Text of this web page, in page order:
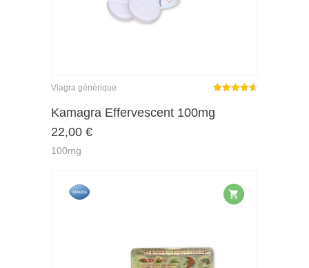
Viagra générique
Kamagra Effervescent 100mg
22,00 €
100mg